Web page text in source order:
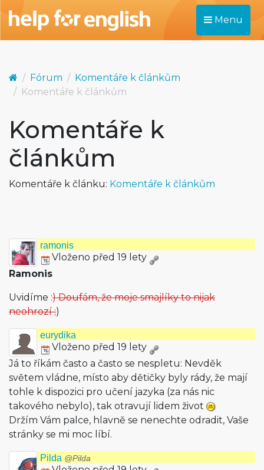
Menu
Fórum
Komentáře k článkům
Komentáře k článkům
Komentáře k
článkům
Komentáře k článku: Komentáře k článkům
ramonis
Vloženo před 19 lety
Ramonis
Uvidíme :) Doufám, že moje smajlíky to nijak
neohrozí ;)
eurydika
Vloženo před 19 lety
Já to říkám často a často se nespletu: Nevděk
světem vládne, místo aby dětičky byly rády, že mají
tohle k dispozici pro učení jazyka (za nás nic
takového nebylo), tak otravují lidem život
Držím Vám palce, hlavně se nenechte odradit, Vaše
stránky se mi moc líbí.
Pilda @Pilda